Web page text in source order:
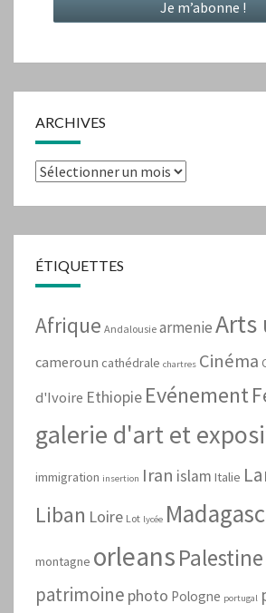
ARCHIVES
Archives
ÉTIQUETTES
Afrique Andalousie armenieArts
cameroun cathédrale chartres Cinéma
d'Ivoire Ethiopie Evénement
galerie d'art et
immigration insertion Iran islam Italie
Liban Loire Lot lycée
montagne orleansPalestine
patrimoine photo Pologne portugal